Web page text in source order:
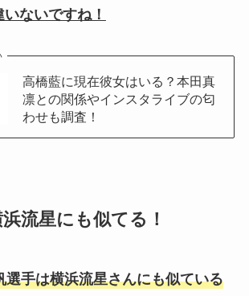
ないですね！
高橋藍に現在彼女はいる？本田真
凛との関係やインスタライブの匂
わせも調査！
流星にも似てる！
選手は横浜流星さんにも似ている